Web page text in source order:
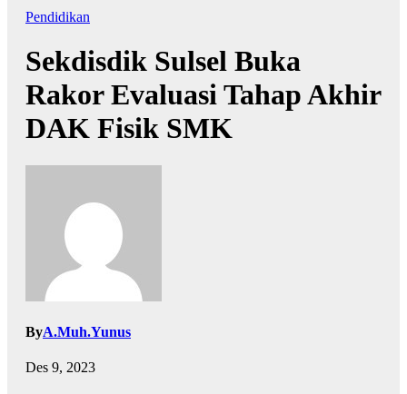
Pendidikan
Sekdisdik Sulsel Buka
Rakor Evaluasi Tahap Akhir
DAK Fisik SMK
ByA.Muh.Yunus
Des 9, 2023